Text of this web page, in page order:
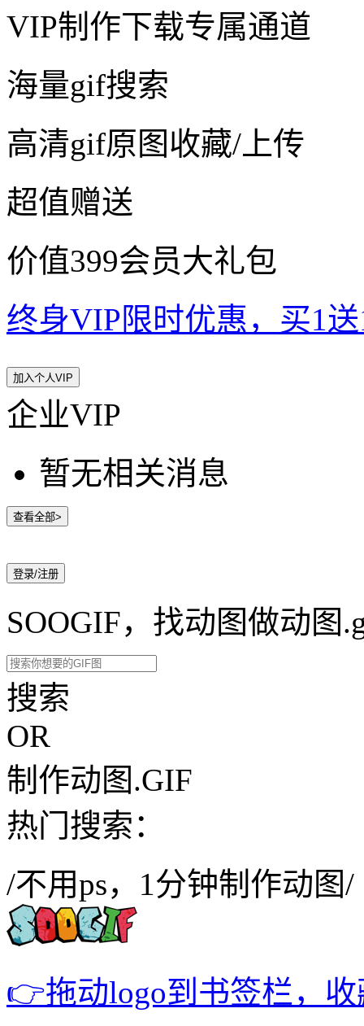
VIP制作下载专属通道
海量gif搜索
高清gif原图收藏/上传
超值赠送
价值399会员大礼包
终身VIP限时优惠，买1
加入个人VIP
企业VIP
暂无相关消息
查看全部>
登录/注册
SOOGIF，找动图做动图
搜索
OR
制作动图.GIF
热门搜索：
/不用ps，1分钟制作动图/
👉拖动logo到书签栏，